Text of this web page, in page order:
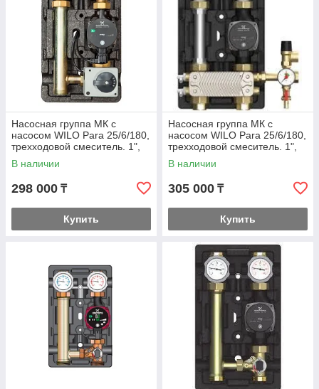
Насосная группа МК с
насосом WILO Para 25/6/180,
трехходовой смеситель. 1",
подача - слева
В наличии
298 000 ₸
Купить
Насосная группа МК с
насосом WILO Para 25/6/180,
трехходовой смеситель. 1",
подача - справа
В наличии
305 000 ₸
Купить